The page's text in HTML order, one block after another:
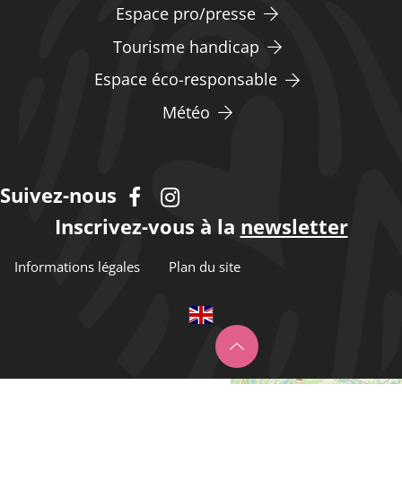
Espace pro/presse
Tourisme handicap
Espace éco-responsable
Météo
Suivez-nous
Inscrivez-vous à la newsletter
Informations légales Plan du site